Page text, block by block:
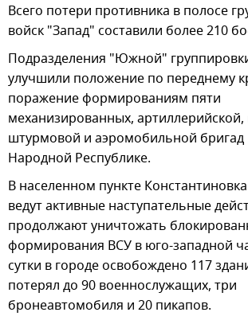
Всего потери противника в полосе
войск "Запад" составили более 210
Подразделения "Южной"
улучшили положение по переднему
поражение формированиям пяти
механизированных, артиллерийской,
штурмовой и аэромобильной
Народной Республике.
В населенном пункте
ведут активные наступательные
продолжают уничтожать
формирования ВСУ в юго-западной
сутки в городе освобождено 117
потерял до 90 военнослужащих, три
бронеавтомобиля и 20 пикапов.